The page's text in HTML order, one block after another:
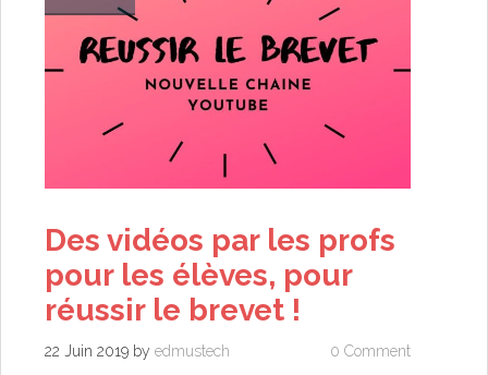
Des vidéos par les profs
pour les élèves, pour
réussir le brevet !
22 Juin 2019 by edmustech 0 Comment